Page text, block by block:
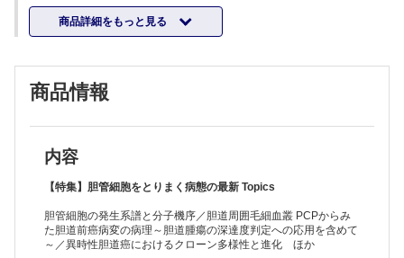
中川 勇人
胆道周囲毛細血叢 PCPからみた胆道前癌病変の病理～胆道腫瘍の深達
度判定への応用を含めて～
青木 修一
混合型肝癌の臨床・病理的特徴
工藤洋太郎
胆道疾患と免疫
大山 広ほか
大野栄三郎ほか
胆石とゲノム
石澤 哲也ほか
商品詳細をもっと見る
商品情報
内容
【特集】胆管細胞をとりまく病態の最新 Topics
胆管細胞の発生系譜と分子機序／胆道周囲毛細血叢 PCPからみ
た胆道前癌病変の病理～胆道腫瘍の深達度判定への応用を含めて
～／異時性胆道癌におけるクローン多様性と進化 ほか